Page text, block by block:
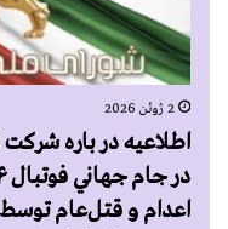
2 ژوئن 2026
اطلاعيه در باره
اعدام و قتل‌عام